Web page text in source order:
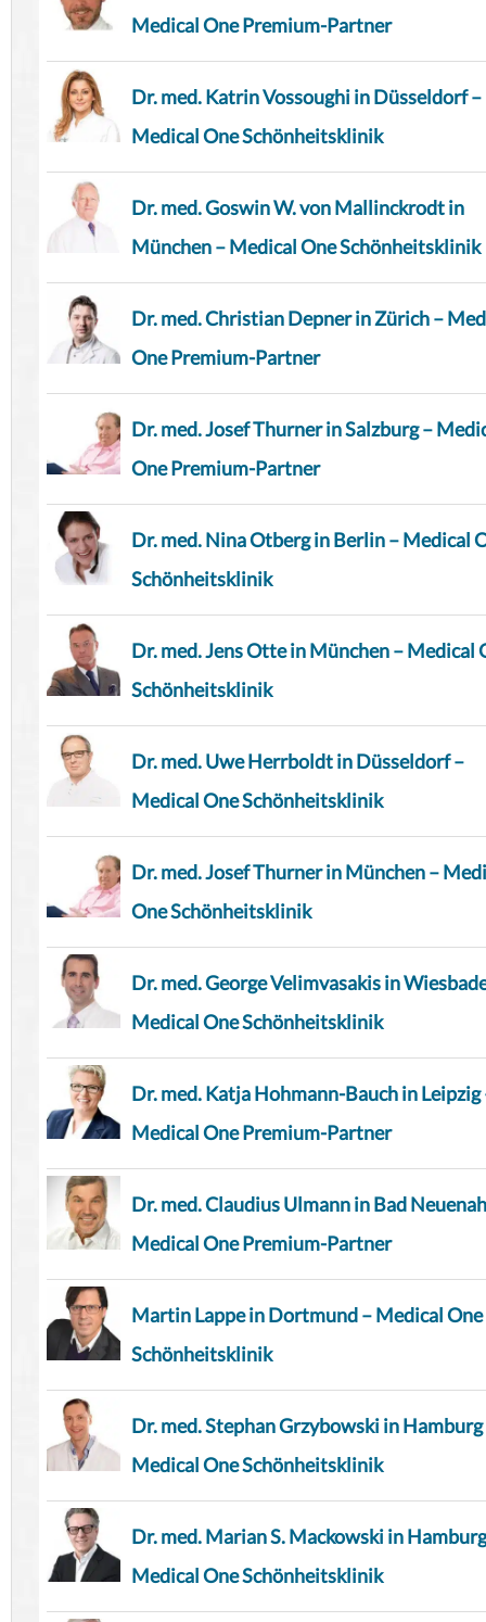
Medical One Premium-Partner
Dr. med. Katrin Vossoughi in Düsseldorf –
Medical One Schönheitsklinik
Dr. med. Goswin W. von Mallinckrodt in
München – Medical One Schönheitsklinik
Dr. med. Christian Depner in Zürich –
One Premium-Partner
Dr. med. Josef Thurner in Salzburg –
One Premium-Partner
Dr. med. Nina Otberg in Berlin – Medical
Schönheitsklinik
Dr. med. Jens Otte in München – Medical
Schönheitsklinik
Dr. med. Uwe Herrboldt in Düsseldorf –
Medical One Schönheitsklinik
Dr. med. Josef Thurner in München –
One Schönheitsklinik
Dr. med. George Velimvasakis in
Medical One Schönheitsklinik
Dr. med. Katja Hohmann-Bauch in Leipzig
Medical One Premium-Partner
Dr. med. Claudius Ulmann in Bad
Medical One Premium-Partner
Martin Lappe in Dortmund – Medical One
Schönheitsklinik
Dr. med. Stephan Grzybowski in Hamburg
Medical One Schönheitsklinik
Dr. med. Marian S. Mackowski in
Medical One Schönheitsklinik